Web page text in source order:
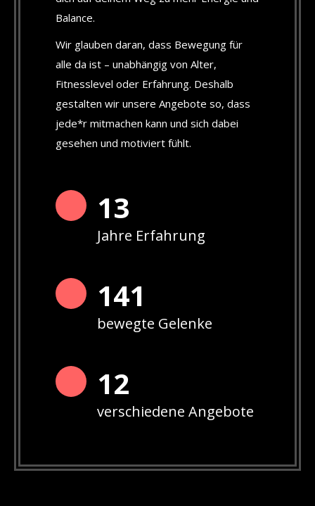
Balance.
Wir glauben daran, dass Bewegung für
alle da ist – unabhängig von Alter,
Fitnesslevel oder Erfahrung. Deshalb
gestalten wir unsere Angebote so, dass
jede*r mitmachen kann und sich dabei
gesehen und motiviert fühlt.
13
Jahre Erfahrung
142
bewegte Gelenke
12
verschiedene Angebote